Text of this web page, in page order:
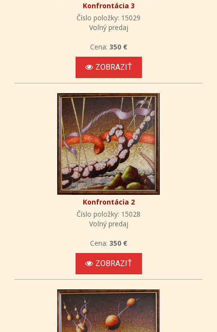
Konfrontácia 3
Číslo položky: 15029
Voľný predaj
Cena: 350 €
ZOBRAZIŤ
Konfrontácia 2
Číslo položky: 15028
Voľný predaj
Cena: 350 €
ZOBRAZIŤ